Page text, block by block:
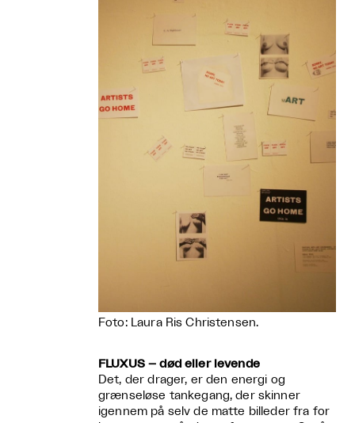
Foto: Laura Ris Christensen.
FLUXUS – død eller levende
Det, der drager, er den energi og
grænseløse tankegang, der skinner
igennem på selv de matte billeder fra for